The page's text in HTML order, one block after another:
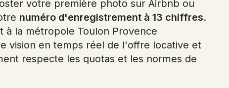
votre première photo sur Airbnb ou
numéro d'enregistrement à 13 chiffres.
à la métropole Toulon Provence
vision en temps réel de l'offre locative et
respecte les quotas et les normes de